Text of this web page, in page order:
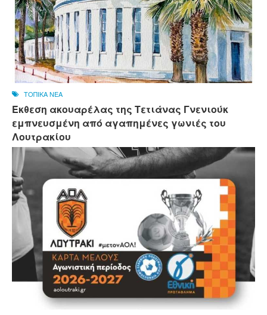
ΤΟΠΙΚΑ ΝΕΑ
Έκθεση ακουαρέλας της Τετιάνας Γνενιούκ
εμπνευσμένη από αγαπημένες γωνιές του
Λουτρακίου